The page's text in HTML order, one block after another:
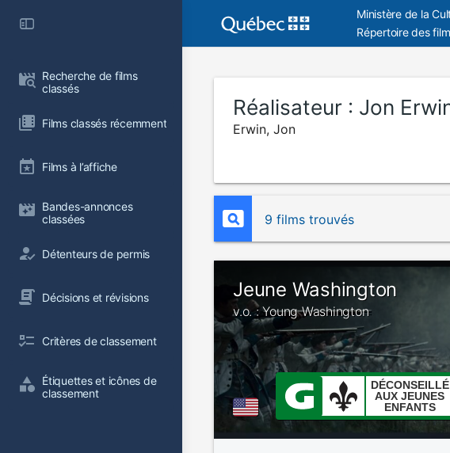
Recherche de films
classés
Films classés récemment
Films à l’affiche
Bandes-annonces
classées
Détenteurs de permis
Décisions et révisions
Critères de classement
Étiquettes et icônes de
classement
Ministère de la
Répertoire des
Réalisateur : Jon
Erwin, Jon
9 films trouvés
Jeune Washington
v.o. : Young Washington
DÉCONSEILLÉ
AUX JEUNES
ENFANTS